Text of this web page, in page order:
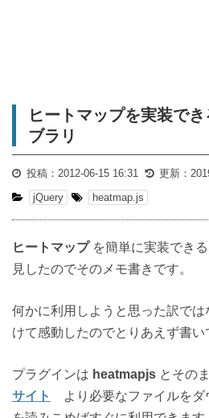
ヒートマップを実装で
ブラリ
投稿： 2012-06-15 16:31 更新：
jQuery
heatmap.js
ヒートマップを簡単に実装できる
見したのでそのメモ書きです。
何かに利用しようと思った訳で
けて感動したのでとりあえず書い
プラグインは heatmapjs とその
サイト
より必要なファイルをダ